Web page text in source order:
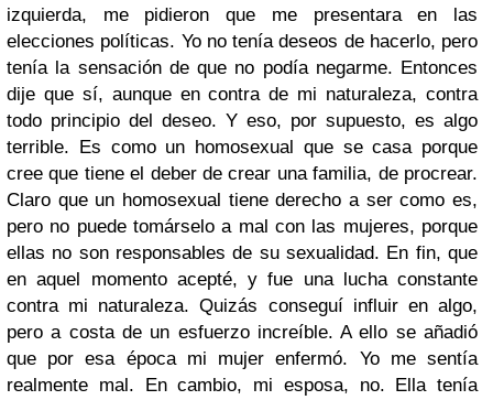
izquierda, me pidieron que me presentara en las
elecciones políticas. Yo no tenía deseos de hacerlo, pero
tenía la sensación de que no podía negarme. Entonces
dije que sí, aunque en contra de mi naturaleza, contra
todo principio del deseo. Y eso, por supuesto, es algo
terrible. Es como un homosexual que se casa porque
cree que tiene el deber de crear una familia, de procrear.
Claro que un homosexual tiene derecho a ser como es,
pero no puede tomárselo a mal con las mujeres, porque
ellas no son responsables de su sexualidad. En fin, que
en aquel momento acepté, y fue una lucha constante
contra mi naturaleza. Quizás conseguí influir en algo,
pero a costa de un esfuerzo increíble. A ello se añadió
que por esa época mi mujer enfermó. Yo me sentía
realmente mal. En cambio, mi esposa, no. Ella tenía